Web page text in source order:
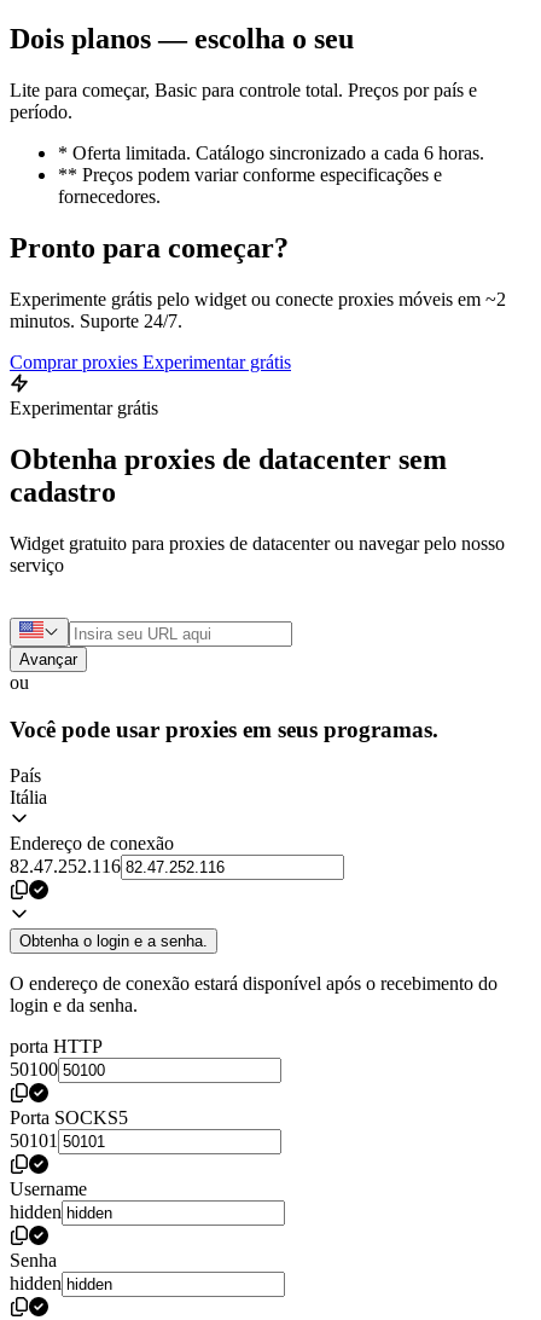
Dois planos — escolha o seu
Lite para começar, Basic para controle total. Preços por país e
período.
* Oferta limitada. Catálogo sincronizado a cada 6 horas.
** Preços podem variar conforme especificações e
fornecedores.
Pronto para começar?
Experimente grátis pelo widget ou conecte proxies móveis em ~2
minutos. Suporte 24/7.
Comprar proxies Experimentar grátis
Experimentar grátis
Obtenha proxies de datacenter sem
cadastro
Widget gratuito para proxies de datacenter ou navegar pelo nosso
serviço
Avançar
ou
Você pode usar proxies em seus programas.
País
Itália
Endereço de conexão
82.47.252.116
Obtenha o login e a senha.
O endereço de conexão estará disponível após o recebimento do
login e da senha.
porta HTTP
50100
Porta SOCKS5
50101
Username
hidden
Senha
hidden